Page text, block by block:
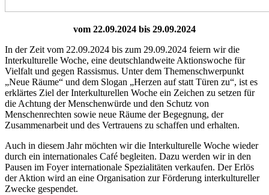
vom 22.09.2024 bis 29.09.2024
In der Zeit vom 22.09.2024 bis zum 29.09.2024 feiern wir die
Interkulturelle Woche, eine deutschlandweite Aktionswoche für
Vielfalt und gegen Rassismus. Unter dem Themenschwerpunkt
„Neue Räume“ und dem Slogan „Herzen auf statt Türen zu“, ist es
erklärtes Ziel der Interkulturellen Woche ein Zeichen zu setzen für
die Achtung der Menschenwürde und den Schutz von
Menschenrechten sowie neue Räume der Begegnung, der
Zusammenarbeit und des Vertrauens zu schaffen und erhalten.
Auch in diesem Jahr möchten wir die Interkulturelle Woche wieder
durch ein internationales Café begleiten. Dazu werden wir in den
Pausen im Foyer internationale Spezialitäten verkaufen. Der Erlös
der Aktion wird an eine Organisation zur Förderung interkultureller
Zwecke gespendet.